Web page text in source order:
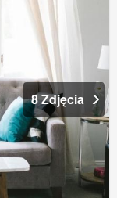
8 Zdjęcia